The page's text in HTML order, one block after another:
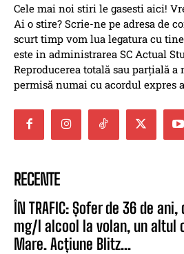
Cele mai noi stiri le gasesti aici!
Ai o stire? Scrie-ne pe adresa de
scurt timp vom lua legatura cu
este in administrarea SC Actual
Reproducerea totală sau parțială a
permisă numai cu acordul expres
RECENTE
ÎN TRAFIC: Șofer de 36 de
mg/l alcool la volan, un altul
Mare. Acțiune Blitz...